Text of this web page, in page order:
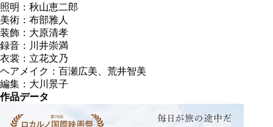
照明：秋山恵二郎
美術：布部雅人
装飾：大原清孝
録音：川井崇満
衣裳：立花文乃
ヘアメイク：百瀬広美、荒井智美
編集：大川景子
作品データ